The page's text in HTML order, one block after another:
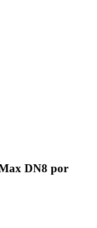
DN8 por